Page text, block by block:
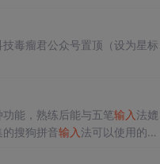
毒瘤君公众号置顶（设为星标
能，熟练后能与五笔输入法媲
搜狗拼音输入法可以使用的方